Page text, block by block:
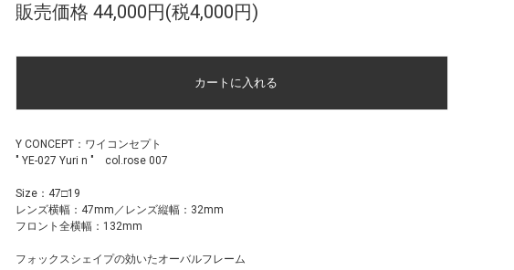
販売価格 44,000円(税4,000円)
Y CONCEPT：ワイコンセプト
" YE-027 Yuri n " col.rose 007
Size：47□19
レンズ横幅：47mm／レンズ縦幅：32mm
フロント全横幅：132mm
フォックスシェイプの効いたオーバルフレーム